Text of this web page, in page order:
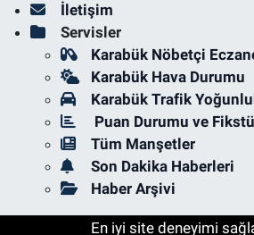
İletişim
Servisler
Karabük Nöbetçi
Karabük Hava Durumu
Karabük Trafik
Puan Durumu ve
Tüm Manşetler
Son Dakika Haberleri
Haber Arşivi
En iyi site deneyimi